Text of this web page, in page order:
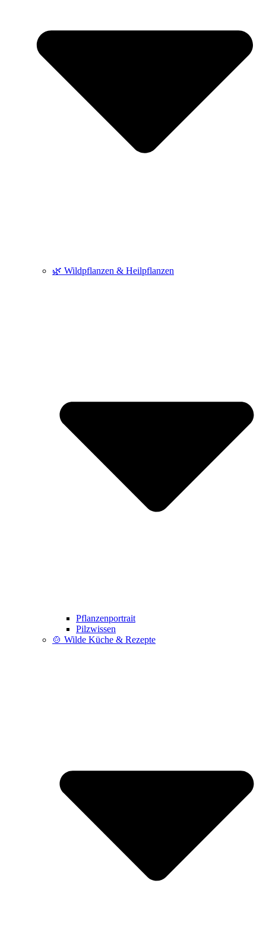
🌿 Wildpflanzen & Heilpflanzen
Pflanzenportrait
Pilzwissen
🍲 Wilde Küche & Rezepte